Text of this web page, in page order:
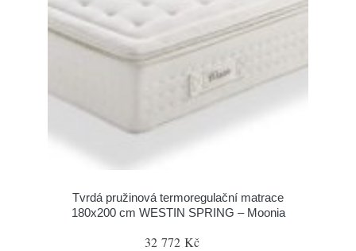
Tvrdá pružinová termoregulační matrace
180x200 cm WESTIN SPRING – Moonia
32 772 Kč